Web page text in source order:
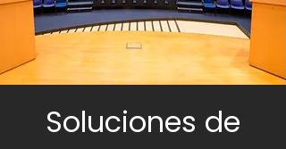
Soluciones de